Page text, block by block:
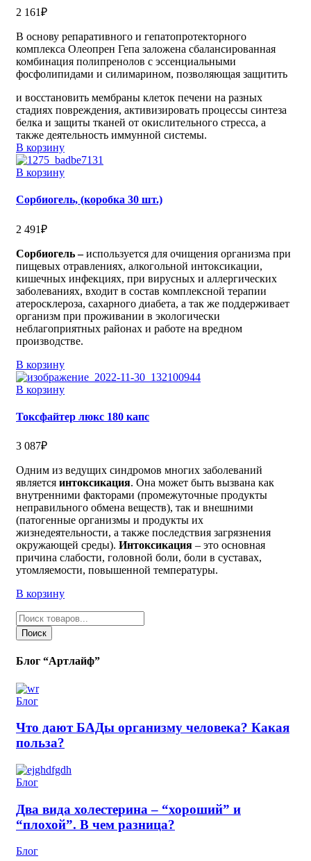
2 161₽
В основу репаративного и гепатопротекторного
комплекса Олеопрен Гепа заложена сбалансированная
комбинация полипренолов с эссенциальными
фосфолипидами и силимарином, позволяющая защитить
и восстановить мембраны клеток печени на разных
стадиях повреждения, активизировать процессы синтеза
белка и защиты тканей от окислительного стресса, а
также деятельность иммунной системы.
В корзину
В корзину
Сорбиогель, (коробка 30 шт.)
2 491₽
Сорбиогель –используется для очищения организма при
пищевых отравлениях, алкогольной интоксикации,
кишечных инфекциях, при вирусных и аллергических
заболеваниях, входит в состав комплексной терапии
атеросклероза, сахарного диабета, а так же поддерживает
организм при проживании в экологически
неблагоприятных районах и работе на вредном
производстве.
В корзину
В корзину
Токсфайтер люкс 180 капс
3 087₽
Одним из ведущих синдромов многих заболеваний
является интоксикация. Она может быть вызвана как
внутренними факторами (промежуточные продукты
неправильного обмена веществ), так и внешними
(патогенные организмы и продукты их
жизнедеятельности, а также последствия загрязнения
окружающей среды). Интоксикация – это основная
причина слабости, головной боли, боли в суставах,
утомляемости, повышенной температуры.
В корзину
товаров
Поиск
Блог “Артлайф”
Блог
Что дают БАДы организму человека? Какая
польза?
Блог
Два вида холестерина – “хороший” и
“плохой”. В чем разница?
Блог